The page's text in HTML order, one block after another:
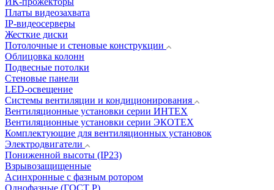
Платы видеозахвата
IP-видеосерверы
Жесткие диски
Потолочные и стеновые конструкции
Облицовка колонн
Подвесные потолки
Стеновые панели
LED-освещение
Системы вентиляции и кондиционирования
Вентиляционные установки серии ИНТЕХ
Вентиляционные установки серии ЭКОТЕХ
Комплектующие для вентиляционных установок
Электродвигатели
Пониженной высоты (IP23)
Взрывозащищенные
Асинхронные с фазным ротором
Однофазные (ГОСТ Р)